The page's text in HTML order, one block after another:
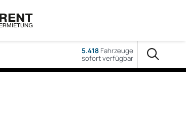
5.418Fahrzeuge
sofort verfügbar